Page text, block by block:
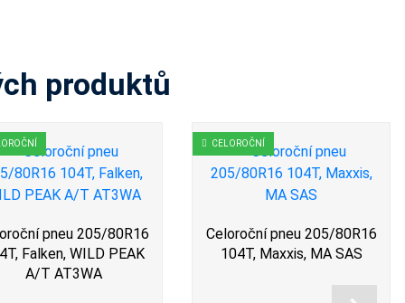
produktů
pneu 205/80R16
Falken, WILD PEAK
A/T AT3WA
CELOROČNÍ
Celoroční pneu 205/80R16
104T, Maxxis, MA SAS